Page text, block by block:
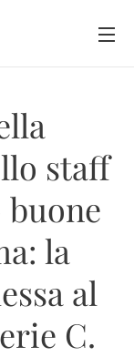
staff
la
al
C.